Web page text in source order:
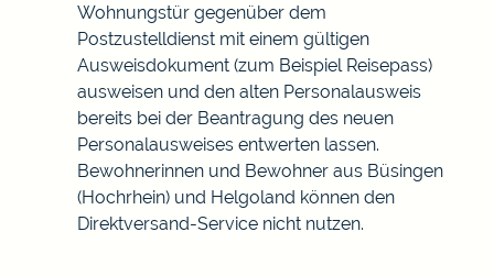
Wohnungstür gegenüber dem
Postzustelldienst mit einem gültigen
Ausweisdokument (zum Beispiel Reisepass)
ausweisen und den alten Personalausweis
bereits bei der Beantragung des neuen
Personalausweises entwerten lassen.
Bewohnerinnen und Bewohner aus Büsingen
(Hochrhein) und Helgoland können den
Direktversand-Service nicht nutzen.